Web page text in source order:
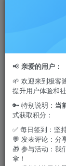
app最新
电影、连续剧、
荐，画质高清，
📢 亲爱的用户：
🌱 欢迎来到极客
提升用户体验和
🔑 特别说明： 当
式获取积分：
✅ 每日签到：坚
💬 发表评论：分
🎁 参与活动：我
拿！